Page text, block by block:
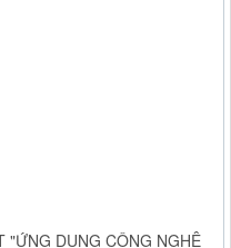
"ỨNG DỤNG CÔNG NGHỆ